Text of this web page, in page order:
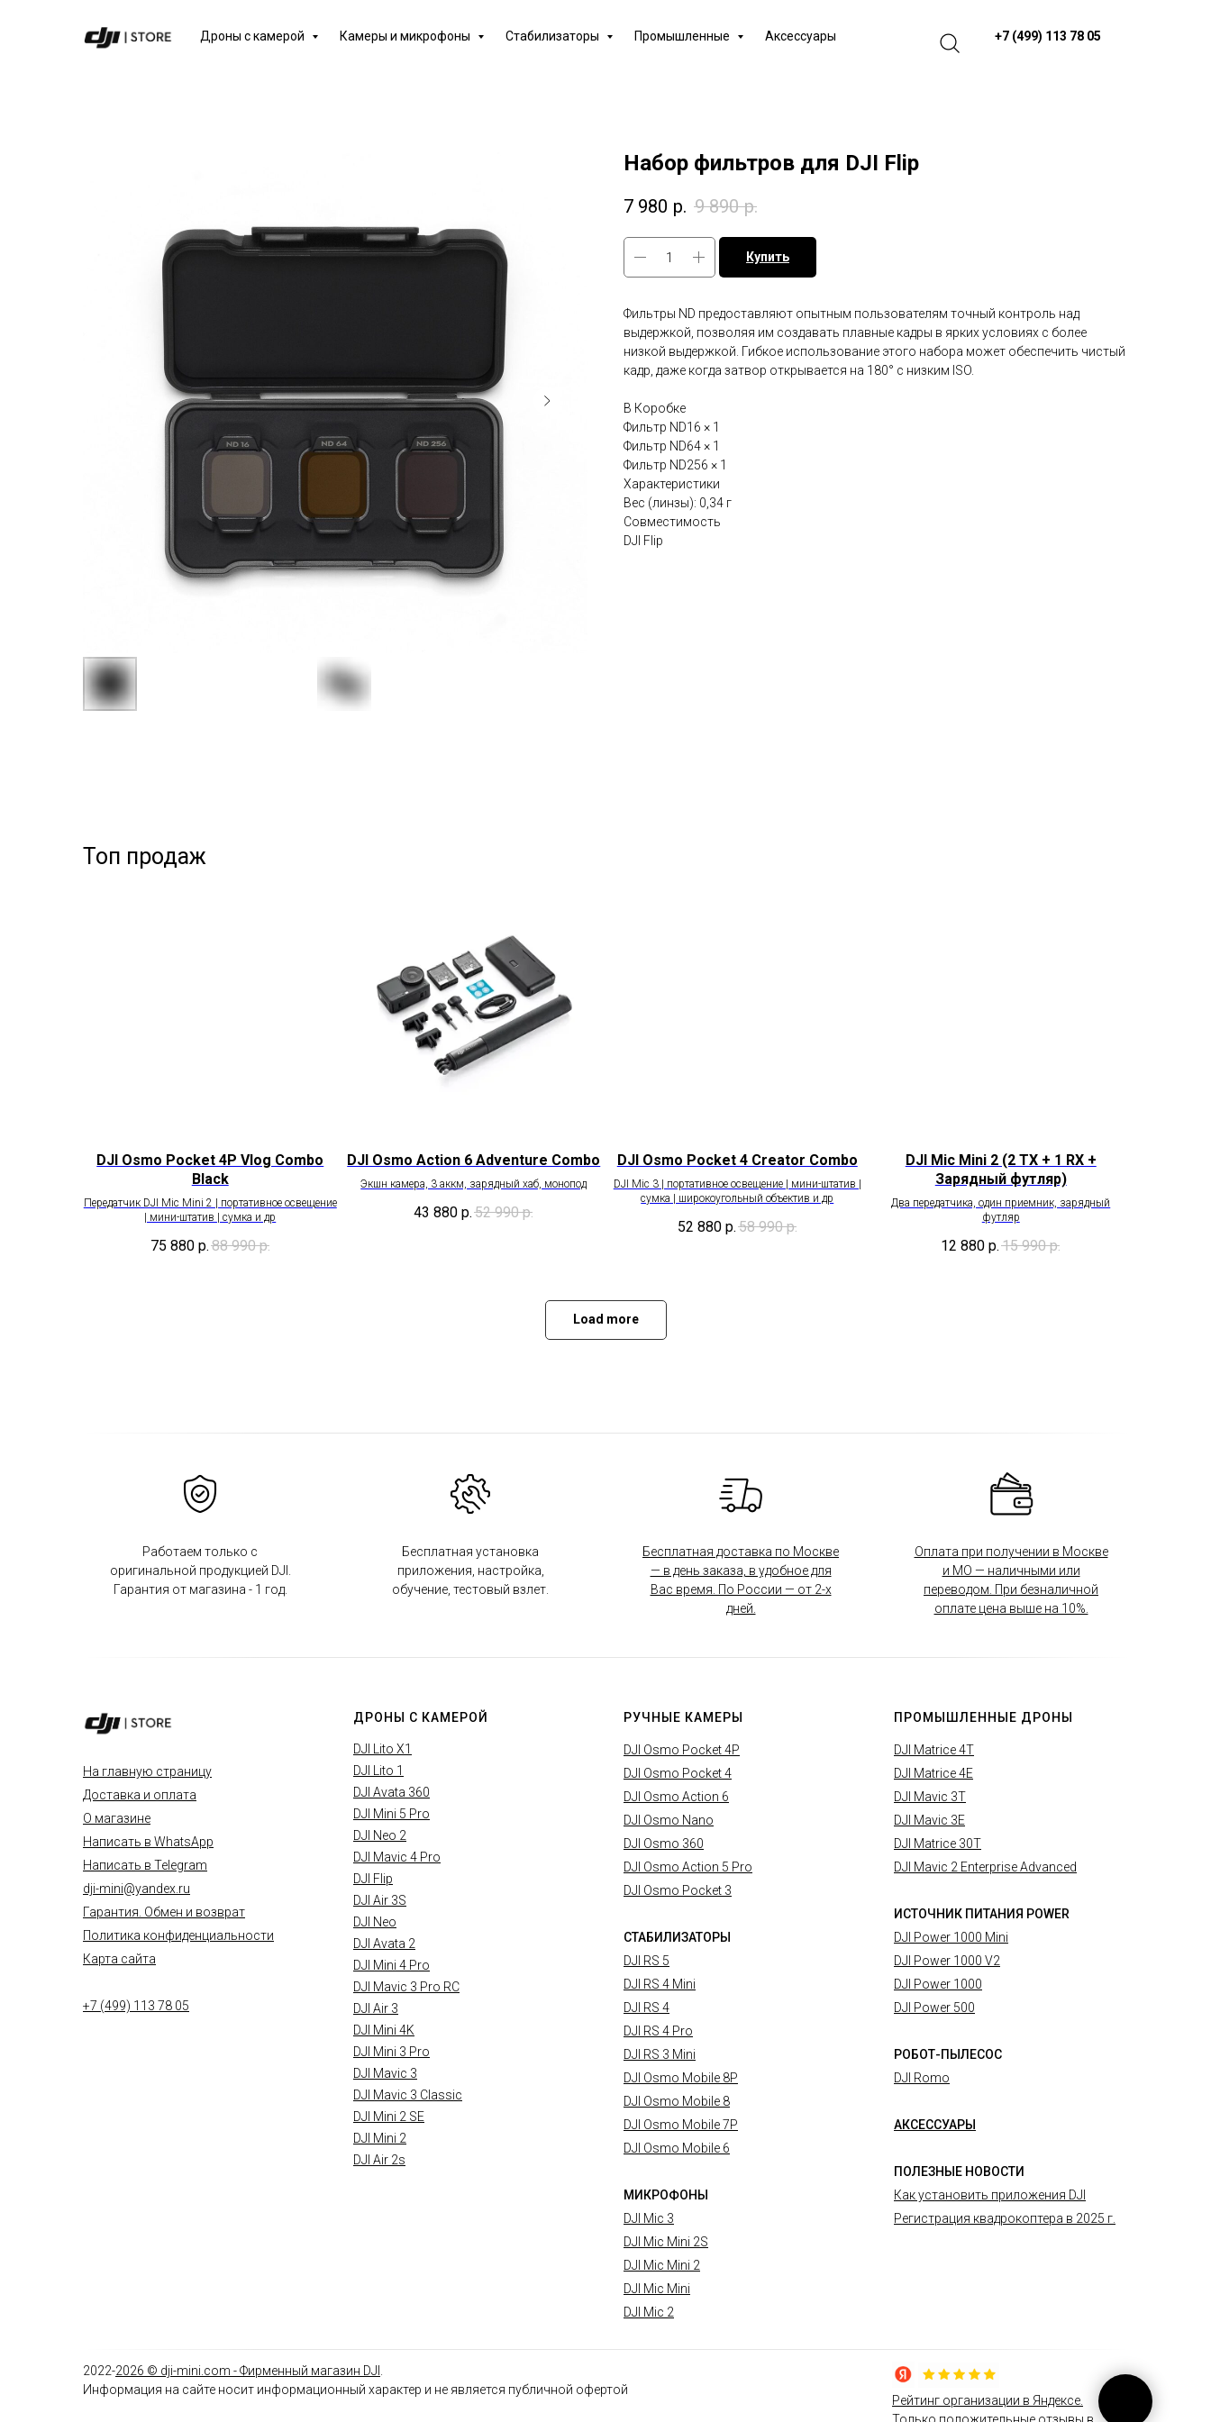
Дроны с камерой Камеры и микрофоны Стабилизаторы Промышленные Аксессуары +7 (499) 113 78 05
Набор фильтров для DJI Flip
7 980 р. 9 890 р.
Купить
Фильтры ND предоставляют опытным пользователям точный контроль над
выдержкой, позволяя им создавать плавные кадры в ярких условиях с более
низкой выдержкой. Гибкое использование этого набора может обеспечить чистый
кадр, даже когда затвор открывается на 180° с низким ISO.
В Коробке
Фильтр ND16 × 1
Фильтр ND64 × 1
Фильтр ND256 × 1
Характеристики
Вес (линзы): 0,34 г
Совместимость
DJI Flip
Топ продаж
DJI Osmo Pocket 4P Vlog Combo
Black
Передатчик DJI Mic Mini 2 | портативное освещение
| мини-штатив | сумка и др
75 880 р.88 990 р.
DJI Osmo Action 6 Adventure Combo
Экшн камера, 3 аккм, зарядный хаб, монопод
43 880 р. 52 990 р.
DJI Osmo Pocket 4 Creator Combo
DJI Mic 3 | портативное освещение | мини-штатив |
сумка | широкоугольный объектив и др
52 880 р.58 990 р.
DJI Mic Mini 2 (2 TX + 1 RX +
Зарядный футляр)
Два передатчика, один приемник, зарядный
футляр
12 880 р. 15 990 р.
Load more
Работаем только с
оригинальной продукцией DJI.
Гарантия от магазина - 1 год.
Бесплатная установка
приложения, настройка,
обучение, тестовый взлет.
Бесплатная доставка по Москве
— в день заказа, в удобное для
Вас время. По России — от 2-х
дней.
Оплата при получении в Москве
и МО — наличными или
переводом. При безналичной
оплате цена выше на 10%.
На главную страницу
Доставка и оплата
О магазине
Написать в WhatsApp
Написать в Telegram
dji-mini@yandex.ru
Гарантия. Обмен и возврат
Политика конфиденциальности
Карта сайта
+7 (499) 113 78 05
ДРОНЫ С КАМЕРОЙ
DJI Lito X1
DJI Lito 1
DJI Avata 360
DJI Mini 5 Pro
DJI Neo 2
DJI Mavic 4 Pro
DJI Flip
DJI Air 3S
DJI Neo
DJI Avata 2
DJI Mini 4 Pro
DJI Mavic 3 Pro RC
DJI Air 3
DJI Mini 4K
DJI Mini 3 Pro
DJI Mavic 3
DJI Mavic 3 Classic
DJI Mini 2 SE
DJI Mini 2
DJI Air 2s
РУЧНЫЕ КАМЕРЫ
DJI Osmo Pocket 4P
DJI Osmo Pocket 4
DJI Osmo Action 6
DJI Osmo Nano
DJI Osmo 360
DJI Osmo Action 5 Pro
DJI Osmo Pocket 3
СТАБИЛИЗАТОРЫ
DJI RS 5
DJI RS 4 Mini
DJI RS 4
DJI RS 4 Pro
DJI RS 3 Mini
DJI Osmo Mobile 8P
DJI Osmo Mobile 8
DJI Osmo Mobile 7P
DJI Osmo Mobile 6
МИКРОФОНЫ
DJI Mic 3
DJI Mic Mini 2S
DJI Mic Mini 2
DJI Mic Mini
DJI Mic 2
ПРОМЫШЛЕННЫЕ ДРОНЫ
DJI Matrice 4T
DJI Matrice 4E
DJI Mavic 3T
DJI Mavic 3E
DJI Matrice 30T
DJI Mavic 2 Enterprise Advanced
ИСТОЧНИК ПИТАНИЯ POWER
DJI Power 1000 Mini
DJI Power 1000 V2
DJI Power 1000
DJI Power 500
РОБОТ-ПЫЛЕСОС
DJI Romo
АКСЕССУАРЫ
ПОЛЕЗНЫЕ НОВОСТИ
Как установить приложения DJI
Регистрация квадрокоптера в 2025 г.
2022-2026 © dji-mini.com -Фирменный магазин DJI
Информация на сайте носит информационный характер и не является публичной офертой
Рейтинг организации в Яндексе.